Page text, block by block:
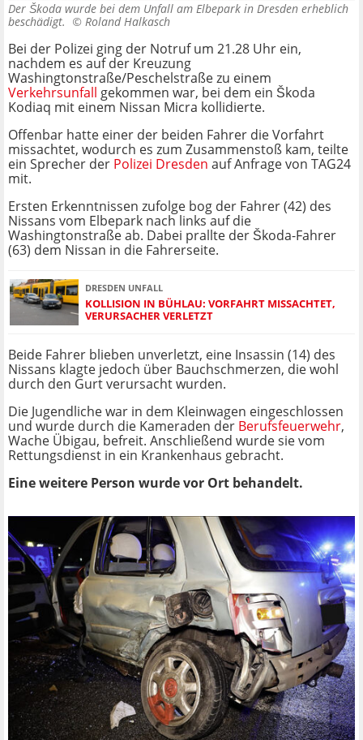
Der Škoda wurde bei dem Unfall am Elbepark in Dresden erheblich
beschädigt. © Roland Halkasch
Bei der Polizei ging der Notruf um 21.28 Uhr ein,
nachdem es auf der Kreuzung
Washingtonstraße/Peschelstraße zu einem
Verkehrsunfall gekommen war, bei dem ein Škoda
Kodiaq mit einem Nissan Micra kollidierte.
Offenbar hatte einer der beiden Fahrer die Vorfahrt
missachtet, wodurch es zum Zusammenstoß kam, teilte
ein Sprecher der Polizei Dresden auf Anfrage von TAG24
mit.
Ersten Erkenntnissen zufolge bog der Fahrer (42) des
Nissans vom Elbepark nach links auf die
Washingtonstraße ab. Dabei prallte der Škoda-Fahrer
(63) dem Nissan in die Fahrerseite.
DRESDEN UNFALL
KOLLISION IN BÜHLAU: VORFAHRT MISSACHTET,
VERURSACHER VERLETZT
Beide Fahrer blieben unverletzt, eine Insassin (14) des
Nissans klagte jedoch über Bauchschmerzen, die wohl
durch den Gurt verursacht wurden.
Die Jugendliche war in dem Kleinwagen eingeschlossen
und wurde durch die Kameraden der Berufsfeuerwehr,
Wache Übigau, befreit. Anschließend wurde sie vom
Rettungsdienst in ein Krankenhaus gebracht.
Eine weitere Person wurde vor Ort behandelt.